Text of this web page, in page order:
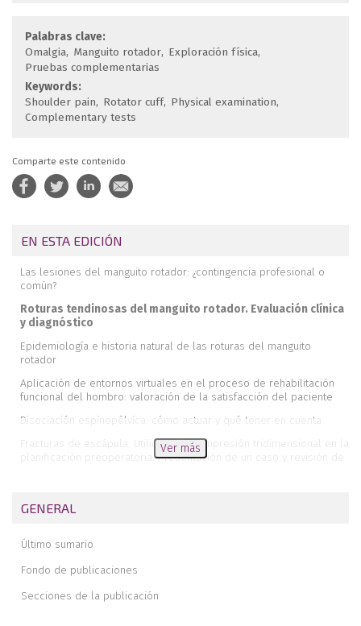
Palabras clave:
Omalgia Manguito rotador Exploración física
Pruebas complementarias
Keywords:
Shoulder pain
Rotator cuff Physical examination
Complementary tests
Comparte este contenido
EN ESTA EDICIÓN
Las lesiones del manguito rotador: ¿contingencia profesional o
común?
Roturas tendinosas del manguito rotador. Evaluación clínica
y diagnóstico
Epidemiología e historia natural de las roturas del manguito
rotador
Aplicación de entornos virtuales en el proceso de rehabilitación
funcional del hombro: valoración de la satisfacción del paciente
Disociación espinopélvica: cómo actuar y qué tener en cuenta
Fracturas de escápula. Utilidad de la impresión tridimensional en la
planificación preoperatoria. Presentación de un caso y revisión de
cubital
Lesión inestable en charnela dorsolumbar de columna reumática
Colgajo eponiquial asociado a colgajo de avance en amputaciones
Ver más
GENERAL
Último sumario
Fondo de publicaciones
Secciones de la publicación